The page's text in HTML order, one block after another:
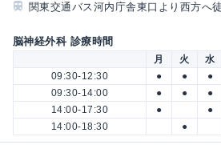
関東交通バス河内庁舎東口より西方へ
脳神経外科 診療時間
月 火 水
09:30-12:30
● ● ●
09:30-14:00
● ● ●
14:00-17:30
● ●
14:00-18:30
●